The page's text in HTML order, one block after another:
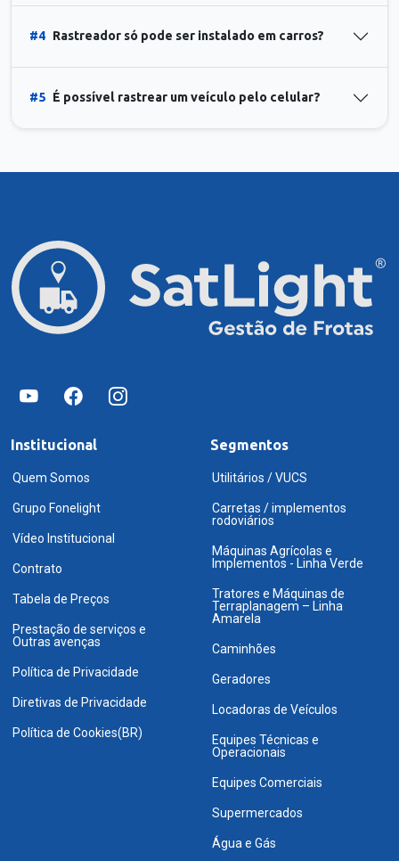
#4 Rastreador só pode ser instalado em carros?
#5 É possível rastrear um veículo pelo celular?
Institucional
Quem Somos
Grupo Fonelight
Vídeo Institucional
Contrato
Tabela de Preços
Prestação de serviços e
Outras avenças
Política de Privacidade
Diretivas de Privacidade
Política de Cookies(BR)
Segmentos
Utilitários / VUCS
Carretas / implementos
rodoviários
Máquinas Agrícolas e
Implementos - Linha Verde
Tratores e Máquinas de
Terraplanagem – Linha
Amarela
Caminhões
Geradores
Locadoras de Veículos
Equipes Técnicas e
Operacionais
Equipes Comerciais
Supermercados
Água e Gás